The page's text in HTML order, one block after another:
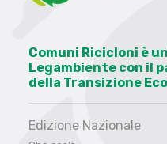
Comuni Ricicloni è
Legambiente con il
della Transizione
Edizione Nazionale